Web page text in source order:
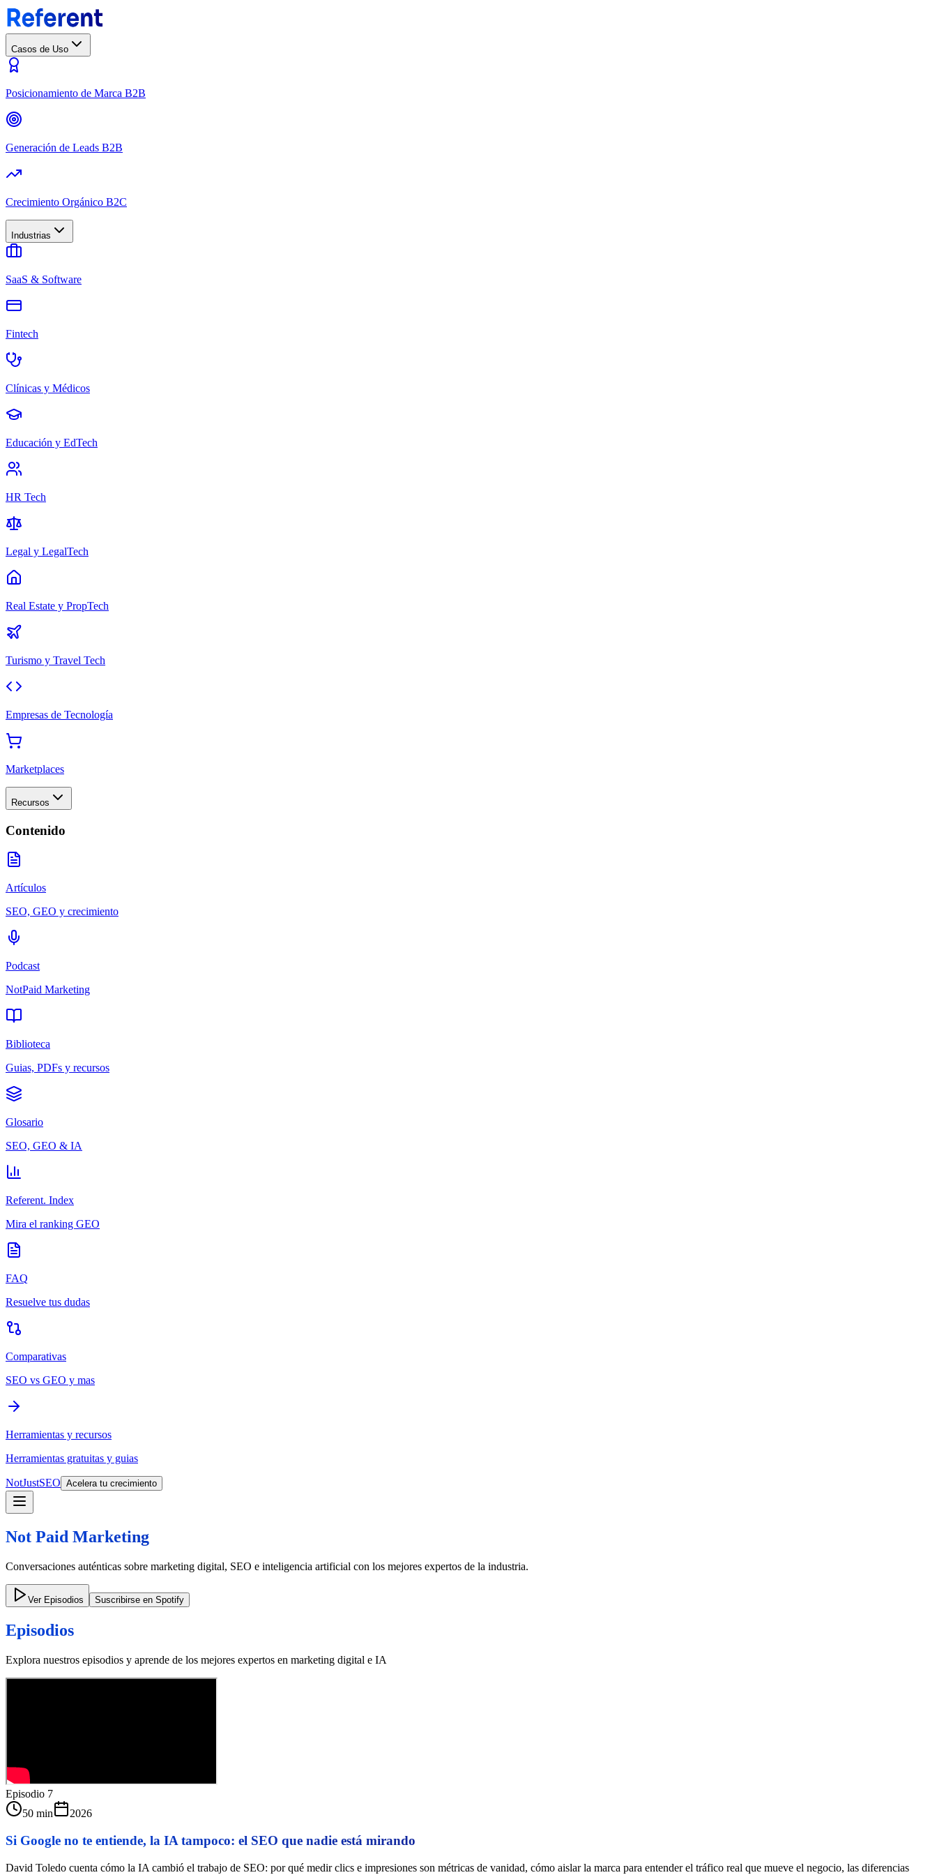
Casos de Uso
Posicionamiento de Marca B2B
Generación de Leads B2B
Crecimiento Orgánico B2C
Industrias
SaaS & Software
Fintech
Clínicas y Médicos
Educación y EdTech
HR Tech
Legal y LegalTech
Real Estate y PropTech
Turismo y Travel Tech
Empresas de Tecnología
Marketplaces
Recursos
Contenido
Artículos
SEO, GEO y crecimiento
Podcast
NotPaid Marketing
Biblioteca
Guias, PDFs y recursos
Glosario
SEO, GEO & IA
Referent. Index
Mira el ranking GEO
FAQ
Resuelve tus dudas
Comparativas
SEO vs GEO y mas
Herramientas y recursos
Herramientas gratuitas y guias
NotJustSEO Acelera tu crecimiento
Not Paid Marketing
Conversaciones auténticas sobre marketing digital, SEO e inteligencia artificial con los mejores expertos de la industria.
Ver Episodios Suscribirse en Spotify
Episodios
Explora nuestros episodios y aprende de los mejores expertos en marketing digital e IA
Episodio 7
50 min
2026
Si Google no te entiende, la IA tampoco: el SEO que nadie está mirando
David Toledo cuenta cómo la IA cambió el trabajo de SEO: por qué medir clics e impresiones son métricas de vanidad, cómo aislar la marca para entender el tráfico real que mueve el negocio, las diferencias